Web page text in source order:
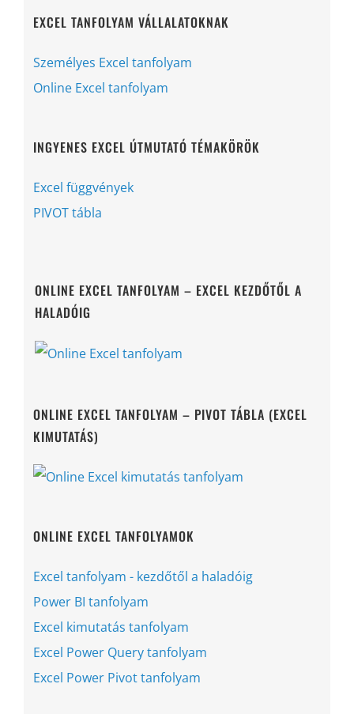
EXCEL TANFOLYAM VÁLLALATOKNAK
Személyes Excel tanfolyam
Online Excel tanfolyam
INGYENES EXCEL ÚTMUTATÓ TÉMAKÖRÖK
Excel függvények
PIVOT tábla
ONLINE EXCEL TANFOLYAM – EXCEL KEZDŐTŐL A
HALADÓIG
ONLINE EXCEL TANFOLYAM – PIVOT TÁBLA (EXCEL
KIMUTATÁS)
ONLINE EXCEL TANFOLYAMOK
Excel tanfolyam - kezdőtől a haladóig
Power BI tanfolyam
Excel kimutatás tanfolyam
Excel Power Query tanfolyam
Excel Power Pivot tanfolyam